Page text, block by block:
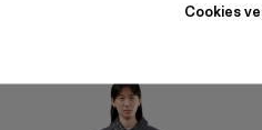
Cookies